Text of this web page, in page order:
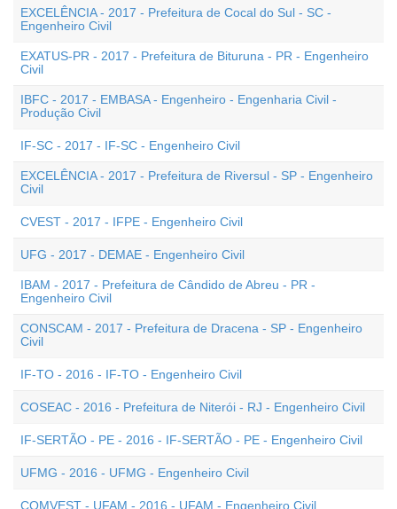
EXCELÊNCIA - 2017 - Prefeitura de Cocal do Sul - SC -
Engenheiro Civil
EXATUS-PR - 2017 - Prefeitura de Bituruna - PR - Engenheiro
Civil
IBFC - 2017 - EMBASA - Engenheiro - Engenharia Civil -
Produção Civil
IF-SC - 2017 - IF-SC - Engenheiro Civil
EXCELÊNCIA - 2017 - Prefeitura de Riversul - SP - Engenheiro
Civil
CVEST - 2017 - IFPE - Engenheiro Civil
UFG - 2017 - DEMAE - Engenheiro Civil
IBAM - 2017 - Prefeitura de Cândido de Abreu - PR -
Engenheiro Civil
CONSCAM - 2017 - Prefeitura de Dracena - SP - Engenheiro
Civil
IF-TO - 2016 - IF-TO - Engenheiro Civil
COSEAC - 2016 - Prefeitura de Niterói - RJ - Engenheiro Civil
IF-SERTÃO - PE - 2016 - IF-SERTÃO - PE - Engenheiro Civil
UFMG - 2016 - UFMG - Engenheiro Civil
COMVEST - UFAM - 2016 - UFAM - Engenheiro Civil